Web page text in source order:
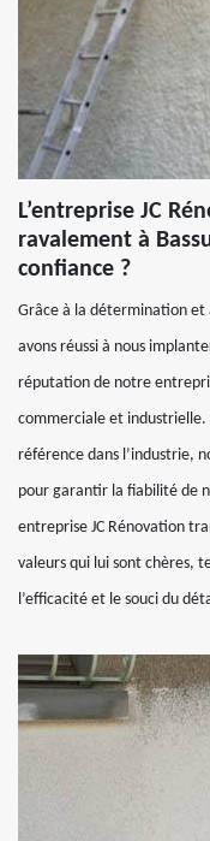
L’entreprise JC
ravalement à
confiance ?
Grâce à la détermination et
avons réussi à nous
réputation de notre
commerciale et industrielle.
référence dans l’industrie,
pour garantir la fiabilité de
entreprise JC Rénovation
valeurs qui lui sont chères,
l’efficacité et le souci du